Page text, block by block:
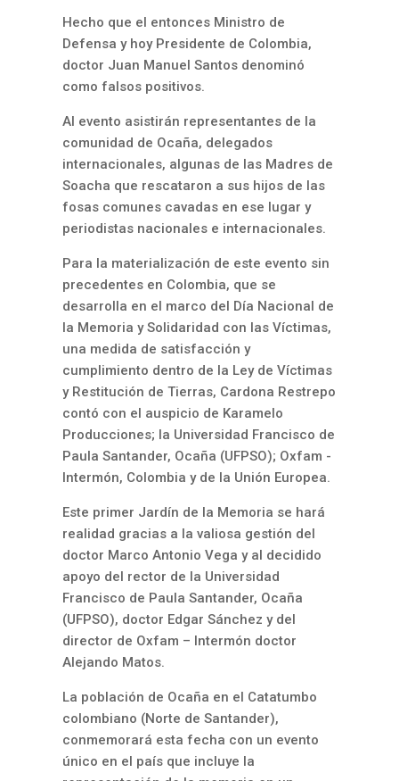
Hecho que el entonces Ministro de
Defensa y hoy Presidente de Colombia,
doctor Juan Manuel Santos denominó
como falsos positivos.
Al evento asistirán representantes de la
comunidad de Ocaña, delegados
internacionales, algunas de las Madres de
Soacha que rescataron a sus hijos de las
fosas comunes cavadas en ese lugar y
periodistas nacionales e internacionales.
Para la materialización de este evento sin
precedentes en Colombia, que se
desarrolla en el marco del Día Nacional de
la Memoria y Solidaridad con las Víctimas,
una medida de satisfacción y
cumplimiento dentro de la Ley de Víctimas
y Restitución de Tierras, Cardona Restrepo
contó con el auspicio de Karamelo
Producciones; la Universidad Francisco de
Paula Santander, Ocaña (UFPSO); Oxfam -
Intermón, Colombia y de la Unión Europea.
Este primer Jardín de la Memoria se hará
realidad gracias a la valiosa gestión del
doctor Marco Antonio Vega y al decidido
apoyo del rector de la Universidad
Francisco de Paula Santander, Ocaña
(UFPSO), doctor Edgar Sánchez y del
director de Oxfam – Intermón doctor
Alejando Matos.
La población de Ocaña en el Catatumbo
colombiano (Norte de Santander),
conmemorará esta fecha con un evento
único en el país que incluye la